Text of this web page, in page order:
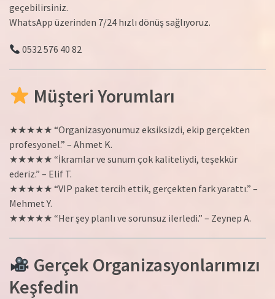
geçebilirsiniz.
WhatsApp üzerinden 7/24 hızlı dönüş sağlıyoruz.
0532 576 40 82
Müşteri Yorumları
★★★★★ “Organizasyonumuz eksiksizdi, ekip gerçekten
profesyonel.” – Ahmet K.
★★★★★ “İkramlar ve sunum çok kaliteliydi, teşekkür
ederiz.” – Elif T.
★★★★★ “VIP paket tercih ettik, gerçekten fark yarattı.” –
Mehmet Y.
★★★★★ “Her şey planlı ve sorunsuz ilerledi.” – Zeynep A.
Gerçek Organizasyonlarımızı
Keşfedin